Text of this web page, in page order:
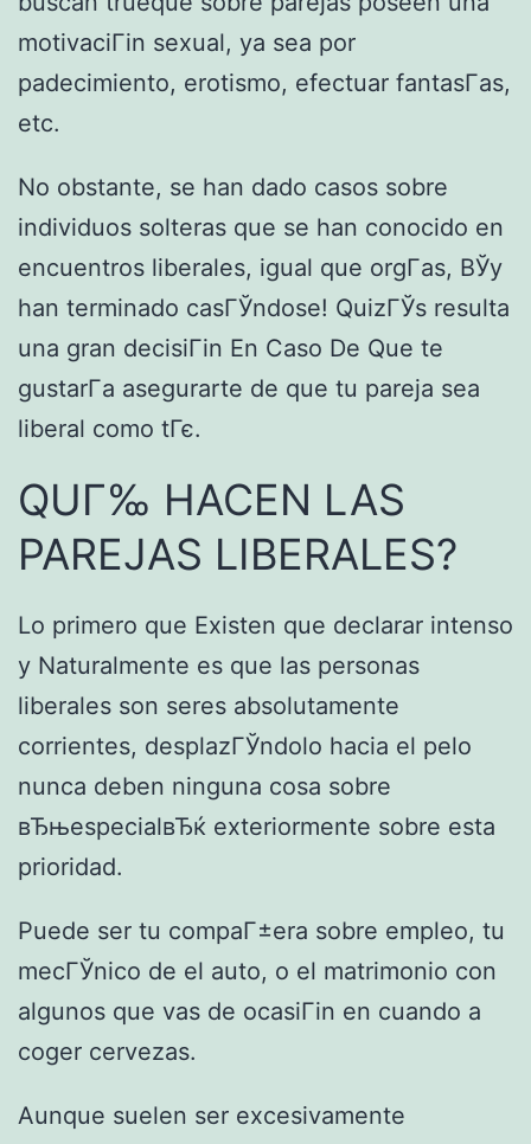
motivaciГіn sexual, ya sea por
padecimiento, erotismo, efectuar fantasГ­as,
etc.
No obstante, se han dado casos sobre
individuos solteras que se han conocido en
encuentros liberales, igual que orgГ­as, ВЎy
han terminado casГЎndose! QuizГЎs resulta
una gran decisiГіn En Caso De Que te
gustarГ­a asegurarte de que tu pareja sea
liberal como tГє.
QUГ‰ HACEN LAS
PAREJAS LIBERALES?
Lo primero que Existen que declarar intenso
y Naturalmente es que las personas
liberales son seres absolutamente
corrientes, desplazГЎndolo hacia el pelo
nunca deben ninguna cosa sobre
вЂњespecialвЂќ exteriormente sobre esta
prioridad.
Puede ser tu compaГ±era sobre empleo, tu
mecГЎnico de el auto, o el matrimonio con
algunos que vas de ocasiГіn en cuando a
coger cervezas.
Aunque suelen ser excesivamente